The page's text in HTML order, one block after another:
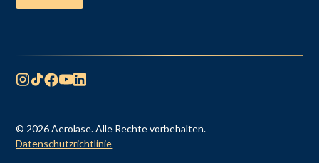
© 2026 Aerolase. Alle Rechte vorbehalten.
Datenschutzrichtlinie